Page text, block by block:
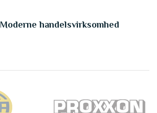
Moderne handelsvirksomhed